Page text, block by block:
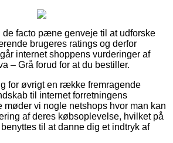
de facto pæne genveje til at udforske
brugeres ratings og derfor
internet shoppens vurderinger af
– Grå forud for at du bestiller.
for øvrigt en række fremragende
til internet forretningens
møder vi nogle netshops hvor man kan
af deres købsoplevelse, hvilket på
til at danne dig et indtryk af